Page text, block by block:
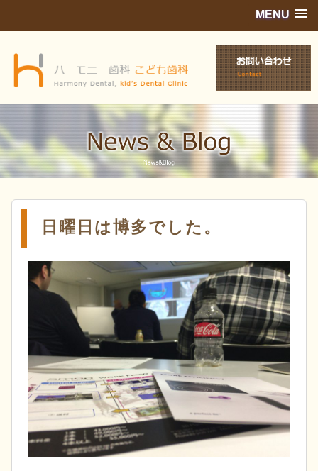
MENU
日曜日は博多でした。